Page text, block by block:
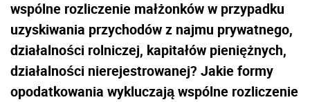
wspólne rozliczenie małżonków w przypadku
uzyskiwania przychodów z najmu prywatnego,
działalności rolniczej, kapitałów pieniężnych,
działalności nierejestrowanej? Jakie formy
opodatkowania wykluczają wspólne rozliczenie